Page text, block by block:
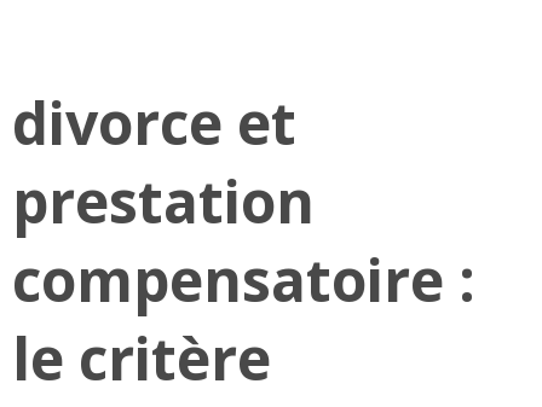
divorce et
prestation
compensatoire :
le critère